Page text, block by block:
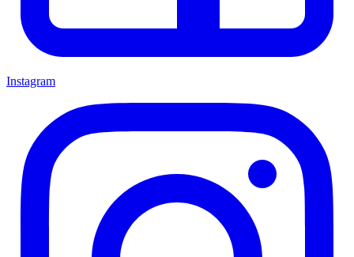
Instagram